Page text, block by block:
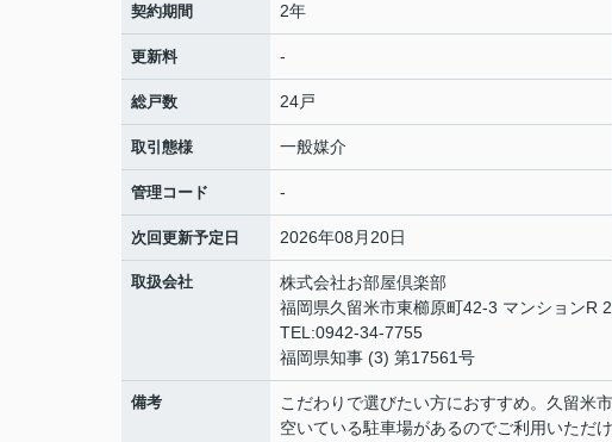
契約期間 2年
更新料 -
総戸数 24戸
取引態様 一般媒介
管理コード -
次回更新予定日 2026年08月20日
取扱会社
株式会社お部屋倶楽部
福岡県久留米市東櫛原町42-3 マンションR
TEL:0942-34-7755
福岡県知事 (3) 第17561号
備考
こだわりで選びたい方におすすめ。久留米
空いている駐車場があるのでご利用いただ